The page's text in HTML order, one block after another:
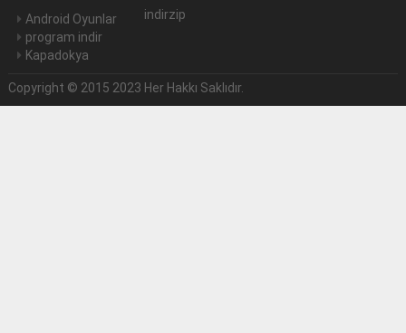
Android Oyunlar
program indir
Kapadokya
indirzip
Copyright © 2015 2023 Her Hakkı Saklıdır.